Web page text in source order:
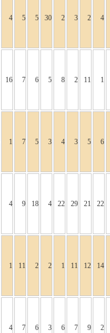
4 5 5 30 2 3 2 4
16 7 6 5 8 2 11 1
1 7 5 3 4 3 5 6
4 9 18 4 22 29 21 22
1 11 2 2 1 11 12 14
4 7 6 3 6 7 9 2